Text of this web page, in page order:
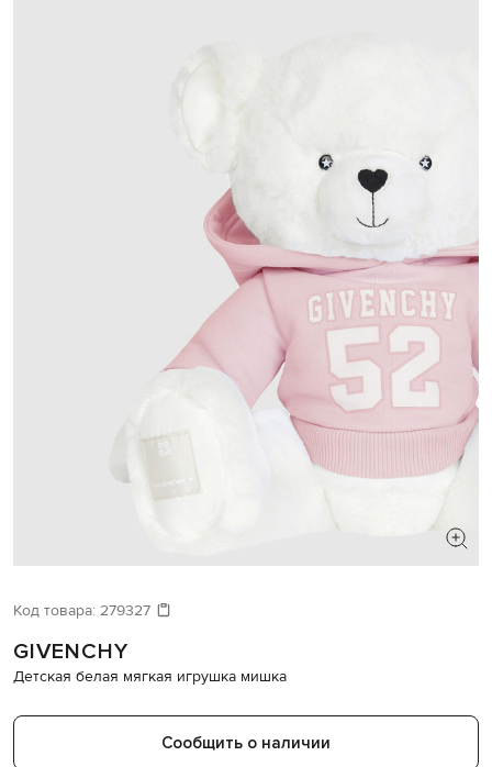
Код товара: 279327
GIVENCHY
Детская белая мягкая игрушка мишка
Сообщить о наличии